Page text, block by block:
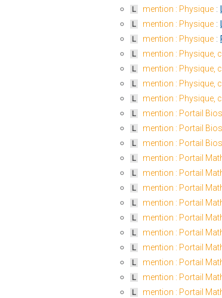
L mention : Physique :
L mention : Physique :
L mention : Physique :
L mention : Physique,
L mention : Physique,
L mention : Physique,
L mention : Physique,
L mention : Portail
L mention : Portail
L mention : Portail
L mention : Portail
L mention : Portail
L mention : Portail
L mention : Portail
L mention : Portail
L mention : Portail
L mention : Portail
L mention : Portail
L mention : Portail
L mention : Portail